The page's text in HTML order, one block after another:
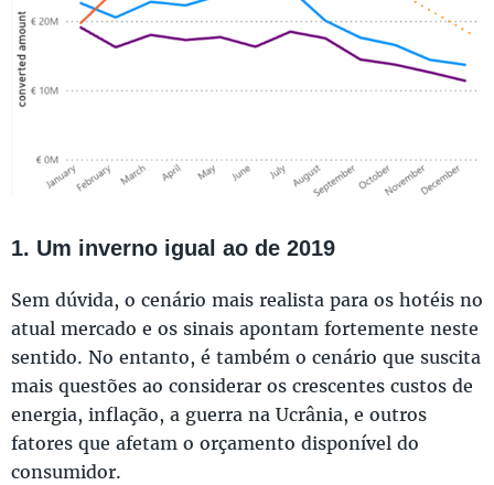
1. Um inverno igual ao de 2019
Sem dúvida, o cenário mais realista para os hotéis no
atual mercado e os sinais apontam fortemente neste
sentido. No entanto, é também o cenário que suscita
mais questões ao considerar os crescentes custos de
energia, inflação, a guerra na Ucrânia, e outros
fatores que afetam o orçamento disponível do
consumidor.